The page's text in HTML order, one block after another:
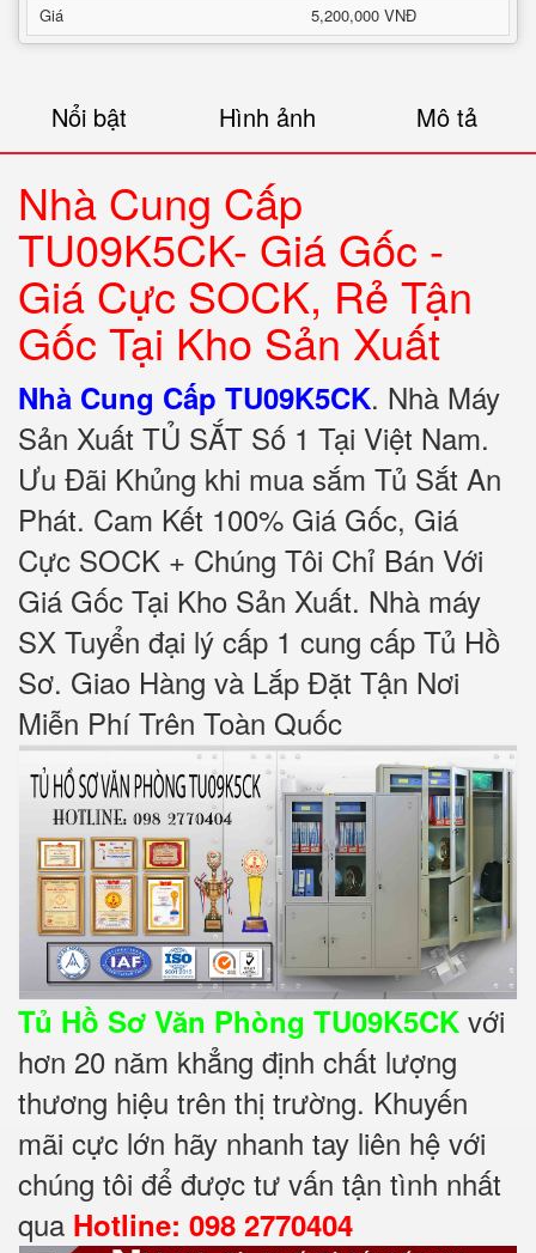
Giá
5,200,000 VNĐ
Nổi bật Hình ảnh Mô tả
Nhà Cung Cấp
TU09K5CK- Giá Gốc -
Giá Cực SOCK, Rẻ Tận
Gốc Tại Kho Sản Xuất
Nhà Cung Cấp TU09K5CK. Nhà Máy
Sản Xuất TỦ SẮT Số 1 Tại Việt Nam.
Ưu Đãi Khủng khi mua sắm Tủ Sắt An
Phát. Cam Kết 100% Giá Gốc, Giá
Cực SOCK + Chúng Tôi Chỉ Bán Với
Giá Gốc Tại Kho Sản Xuất. Nhà máy
SX Tuyển đại lý cấp 1 cung cấp Tủ Hồ
Sơ. Giao Hàng và Lắp Đặt Tận Nơi
Miễn Phí Trên Toàn Quốc
Tủ Hồ Sơ Văn Phòng TU09K5CK với
hơn 20 năm khẳng định chất lượng
thương hiệu trên thị trường. Khuyến
mãi cực lớn hãy nhanh tay liên hệ với
chúng tôi để được tư vấn tận tình nhất
qua Hotline: 098 2770404